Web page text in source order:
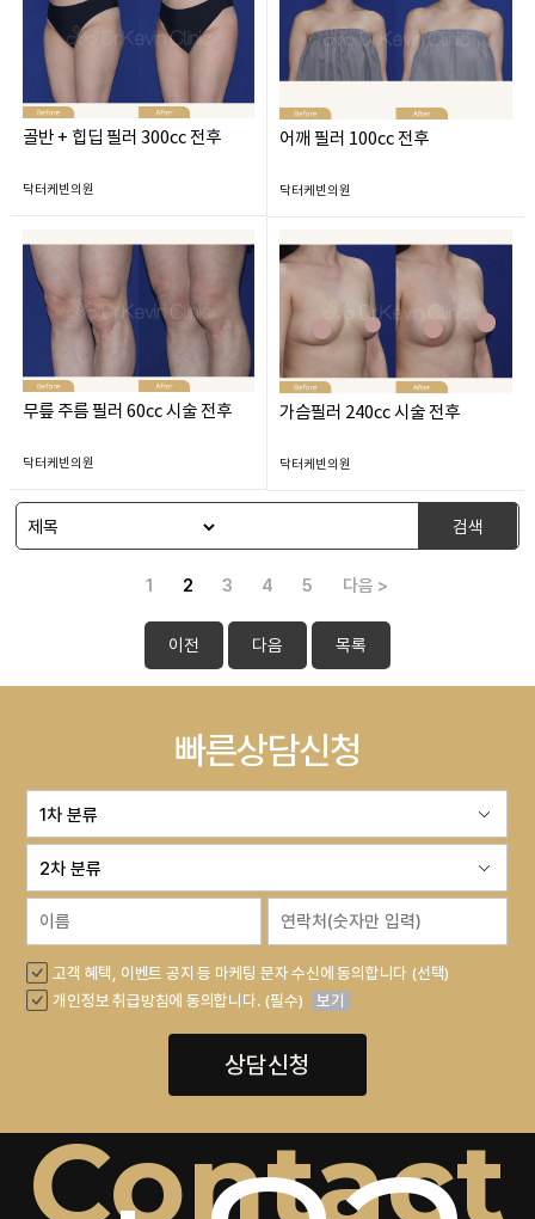
골반 + 힙딥 필러 300cc 전후
닥터케빈의원
어깨 필러 100cc 전후
닥터케빈의원
무릎 주름 필러 60cc 시술 전후
닥터케빈의원
가슴필러 240cc 시술 전후
닥터케빈의원
검색
1 2 3 4 5 다음 >
이전 다음 목록
빠른상담신청
고객 혜택, 이벤트 공지 등 마케팅 문자 수신에 동의합니다 (선택)
개인정보 취급방침에 동의합니다. (필수)
보기
상담신청
Contact